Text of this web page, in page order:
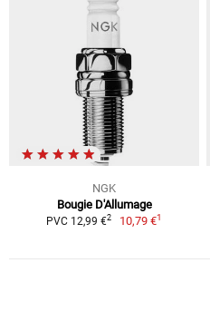
NGK
Bougie D'Allumage
PVC 12,99 €2 10,79 €1